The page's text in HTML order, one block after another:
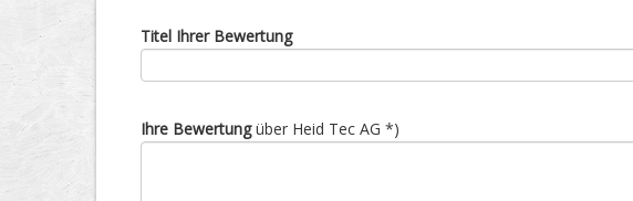
Titel Ihrer Bewertung
Ihre Bewertungüber Heid Tec AG *)